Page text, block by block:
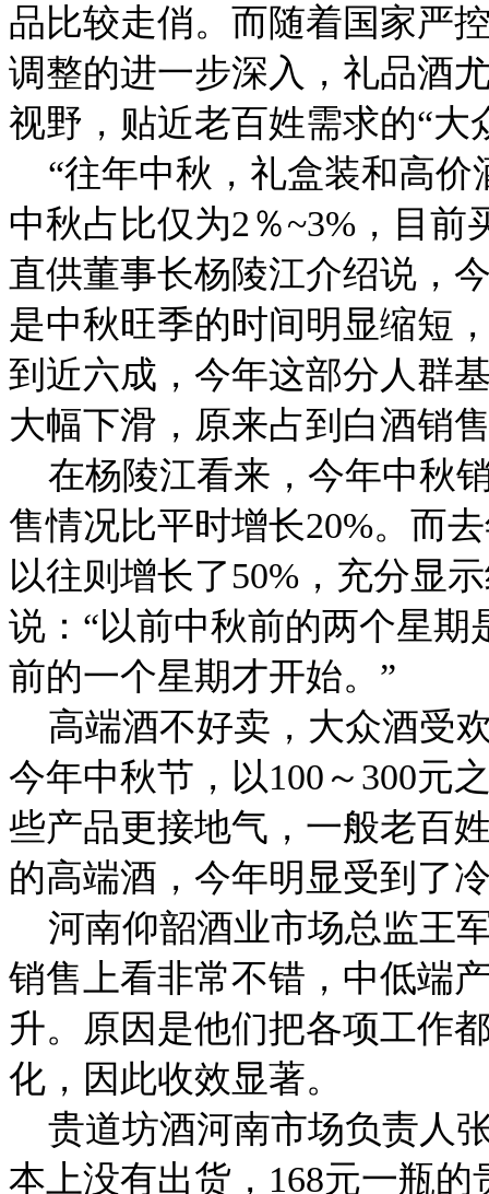
品比较走俏。而随着国家严
调整的进一步深入，礼品酒
视野，贴近老百姓需求的“大
“往年中秋，礼盒装和高价
中秋占比仅为2％~3%，目前
直供董事长杨陵江介绍说，
是中秋旺季的时间明显缩短
到近六成，今年这部分人群
大幅下滑，原来占到白酒销
在杨陵江看来，今年中秋
售情况比平时增长20%。而
以往则增长了50%，充分显
说：“以前中秋前的两个星
前的一个星期才开始。”
高端酒不好卖，大众酒受
今年中秋节，以100～300元
些产品更接地气，一般老百
的高端酒，今年明显受到了
河南仰韶酒业市场总监王
销售上看非常不错，中低端
升。原因是他们把各项工作
化，因此收效显著。
贵道坊酒河南市场负责人
本上没有出货，168元一瓶